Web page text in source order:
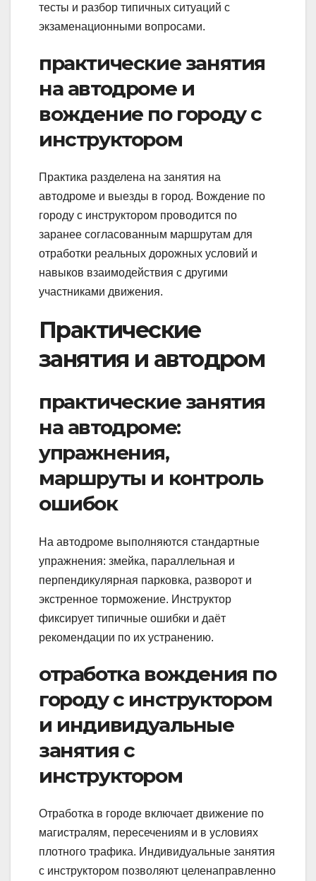
тесты и разбор типичных ситуаций с
экзаменационными вопросами.
практические занятия
на автодроме и
вождение по городу с
инструктором
Практика разделена на занятия на
автодроме и выезды в город. Вождение по
городу с инструктором проводится по
заранее согласованным маршрутам для
отработки реальных дорожных условий и
навыков взаимодействия с другими
участниками движения.
Практические
занятия и автодром
практические занятия
на автодроме:
упражнения,
маршруты и контроль
ошибок
На автодроме выполняются стандартные
упражнения: змейка, параллельная и
перпендикулярная парковка, разворот и
экстренное торможение. Инструктор
фиксирует типичные ошибки и даёт
рекомендации по их устранению.
отработка вождения по
городу с инструктором
и индивидуальные
занятия с
инструктором
Отработка в городе включает движение по
магистралям, пересечениям и в условиях
плотного трафика. Индивидуальные занятия
с инструктором позволяют целенаправленно